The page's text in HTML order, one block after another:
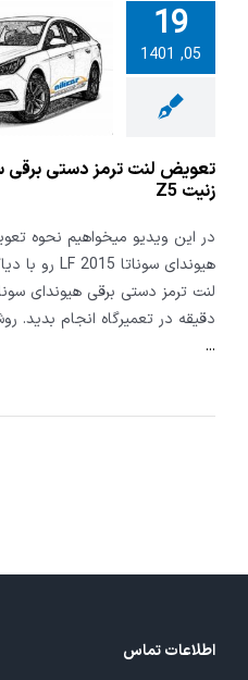
19
05, 1401
لنت ترمز
دستی برقی سوناتا LF
مدل 2015 با دیاگ
زنیت Z5
در این ویدیو میخواهیم نحوه
لنت ترمز دستی برقی هیوندای
دقیقه در تعمیرگاه انجام
...
اطلاعات تماس